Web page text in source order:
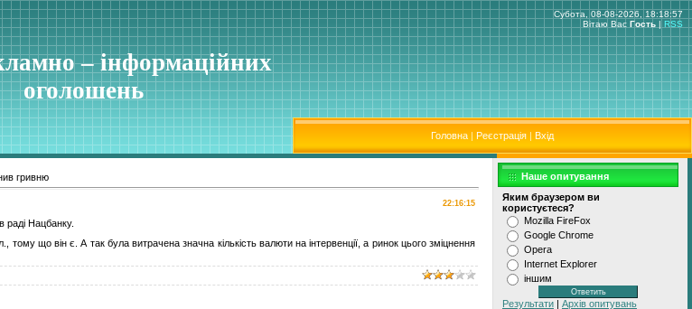
– інформаційних
оголошень
Субота, 08-08-2026, 18:18:57
Вітаю Вас Гость | RSS
Головна | Реєстрація | Вхід
гривню
22:16:15
раді Нацбанку.
що він є. А так була витрачена значна кількість валюти на інтервенції, а ринок цього зміцнення
Наше опитування
Яким браузером ви
користуєтеся?
Mozilla FireFox
Google Chrome
Opera
Internet Explorer
іншим
Результати | Архів опитувань